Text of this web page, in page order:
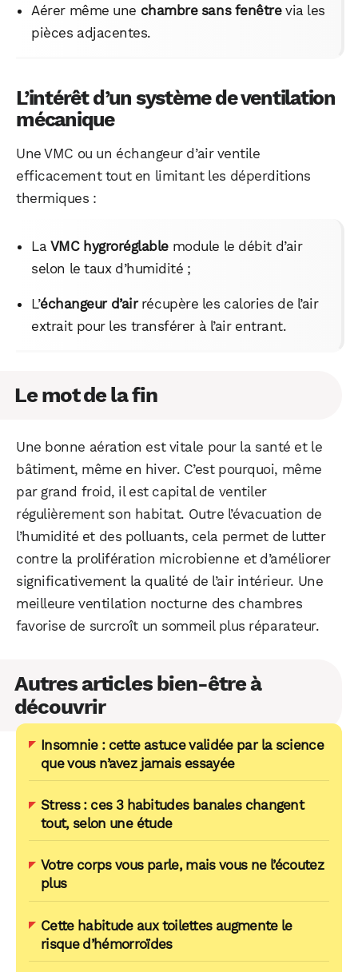
Aérer même une chambre sans fenêtrevia les
pièces adjacentes.
L’intérêt d’un système de ventilation
mécanique
Une VMC ou un échangeur d’air ventile
efficacement tout en limitant les déperditions
thermiques :
La VMC hygroréglable module le débit d’air
selon le taux d’humidité ;
L’échangeur d’airrécupère les calories de l’air
extrait pour les transférer à l’air entrant.
Le mot de la fin
Une bonne aération est vitale pour la santé et le
bâtiment, même en hiver. C’est pourquoi, même
par grand froid, il est capital de ventiler
régulièrement son habitat. Outre l’évacuation de
l’humidité et des polluants, cela permet de lutter
contre la prolifération microbienne et d’améliorer
significativement la qualité de l’air intérieur. Une
meilleure ventilation nocturne des chambres
favorise de surcroît un sommeil plus réparateur.
Autres articles bien-être à
découvrir
Insomnie : cette astuce validée par la science
que vous n’avez jamais essayée
Stress : ces 3 habitudes banales changent
tout, selon une étude
Votre corps vous parle, mais vous ne l’écoutez
plus
Cette habitude aux toilettes augmente le
risque d’hémorroïdes